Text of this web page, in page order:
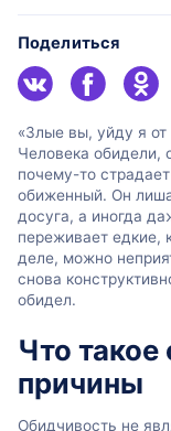
Поделиться
«Злые вы, уйду я от
Человека обидели,
почему-то
обиженный. Он
досуга, а иногда
переживает едкие,
деле, можно
снова
обидел.
Что такое
причины
Обидчивость не